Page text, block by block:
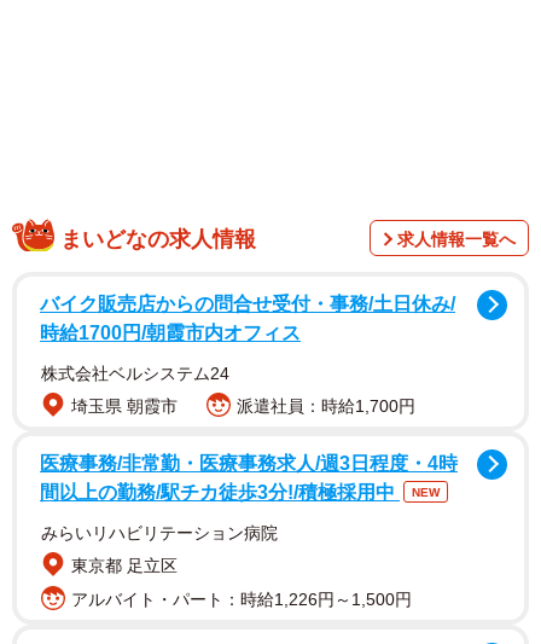
調査は、インターネット調査（クラウドワークス）で、
まいどなの求人情報 求人情報一覧へ
バイク販売店からの問合せ受付・事務/土日休み/
時給1700円/朝霞市内オフィス
株式会社ベルシステム24
埼玉県 朝霞市
派遣社員：時給1,700円
医療事務/非常勤・医療事務求人/週3日程度・4時
間以上の勤務/駅チカ徒歩3分!/積極採用中
NEW
みらいリハビリテーション病院
東京都 足立区
アルバイト・パート：時給1,226円～1,500円